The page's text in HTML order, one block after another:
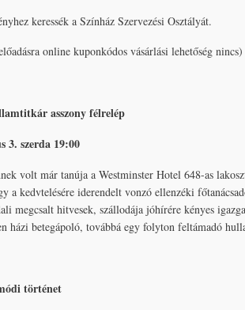
keressék a Színház Szervezési Osztályát.
online kuponkódos vásárlási lehetőség nincs)
asszony félrelép
3. szerda 19:00
volt már tanúja a Westminster Hotel 648-as
a kedvtelésére iderendelt vonzó ellenzéki
megcsalt hitvesek, szállodája jóhírére kényes
házi betegápoló, továbbá egy folyton feltámadó
történet